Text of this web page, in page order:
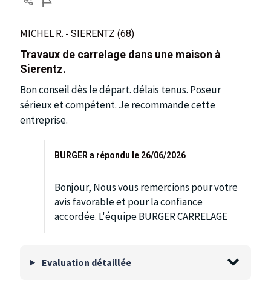
MICHEL R. - SIERENTZ (68)
Travaux de carrelage dans une maison à
Sierentz.
Bon conseil dès le départ. délais tenus. Poseur
sérieux et compétent. Je recommande cette
entreprise.
BURGER a répondu le 26/06/2026
Bonjour, Nous vous remercions pour votre
avis favorable et pour la confiance
accordée. L'équipe BURGER CARRELAGE
Evaluation détaillée